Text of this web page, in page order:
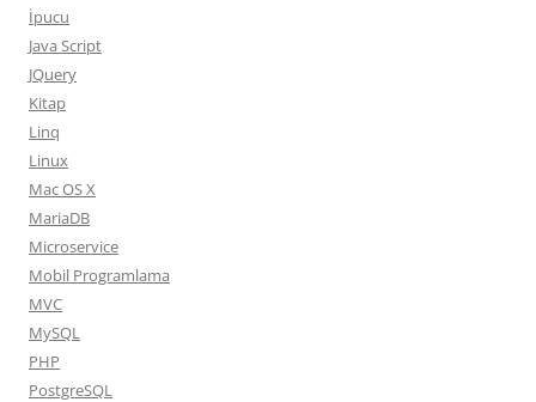
İpucu
Java Script
JQuery
Kitap
Linq
Linux
Mac OS X
MariaDB
Microservice
Mobil Programlama
MVC
MySQL
PHP
PostgreSQL